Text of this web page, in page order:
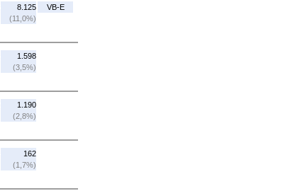
8.125
(11,0%)
VB-E
1.598
(3,5%)
1.190
(2,8%)
162
(1,7%)